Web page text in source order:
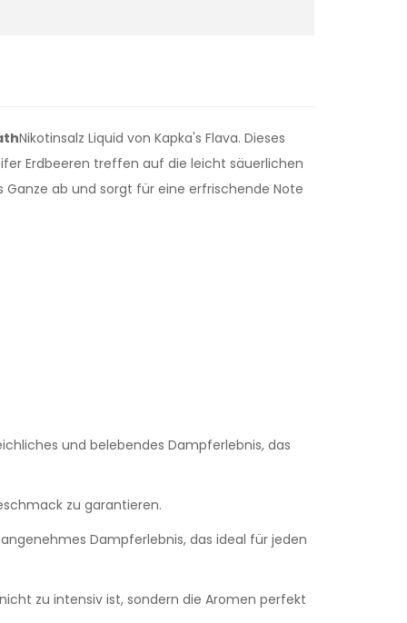
Nikotinsalz Liquid von Kapka's Flava. Dieses
Erdbeeren treffen auf die leicht säuerlichen
ab und sorgt für eine erfrischende Note
und belebendes Dampferlebnis, das
zu garantieren.
Dampferlebnis, das ideal für jeden
zu intensiv ist, sondern die Aromen perfekt